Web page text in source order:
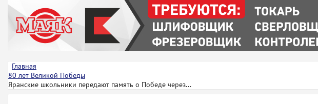
КРУЖКИ И СЕКЦИИ
ЗАВОДУ "МАЯК" 85 ЛЕТ
ЭКОЛОГИЯ
Главная
80 лет Великой Победы
Яранские школьники передают память о Победе через...